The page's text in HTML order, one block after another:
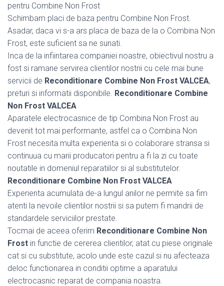
pentru Combine Non Frost
Schimbam placi de baza pentru Combine Non Frost.
Asadar, daca vi s-a ars placa de baza de la o Combina Non
Frost, este suficient sa ne sunati.
Inca de la infiintarea companiei noastre, obiectivul nostru a
fost si ramane servirea clientilor nostrii cu cele mai bune
servicii de Reconditionare Combine Non Frost VALCEA,
preturi si informatii disponibile. Reconditionare Combine
Non Frost VALCEA
Aparatele electrocasnice de tip Combina Non Frost au
devenit tot mai performante, astfel ca o Combina Non
Frost necesita multa experienta si o colaborare stransa si
continuua cu marii producatori pentru a fi la zi cu toate
noutatile in domeniul reparatiilor si al substitutelor.
Reconditionare Combine Non Frost VALCEA
Experienta acumulata de-a lungul anilor ne permite sa fim
atenti la nevoile clientilor nostrii si sa putem fi mandrii de
standardele serviciilor prestate.
Tocmai de aceea oferim Reconditionare Combine Non
Frost in functie de cererea clientilor, atat cu piese originale
cat si cu substitute, acolo unde este cazul si nu afecteaza
deloc functionarea in conditii optime a aparatului
electrocasnic reparat de compania noastra.